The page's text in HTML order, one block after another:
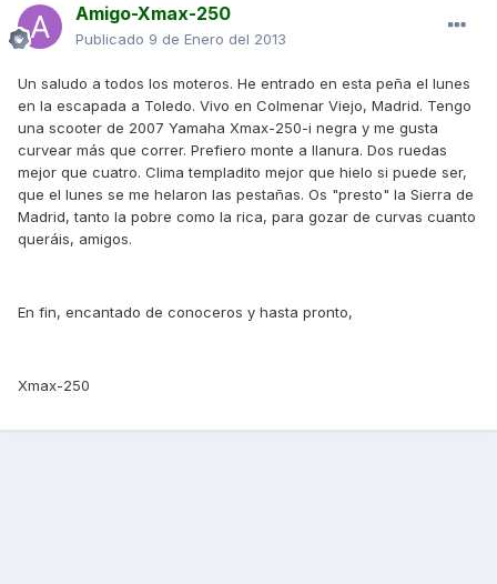
Amigo-Xmax-250
Publicado 9 de Enero del 2013
Un saludo a todos los moteros. He entrado en esta peña el lunes
en la escapada a Toledo. Vivo en Colmenar Viejo, Madrid. Tengo
una scooter de 2007 Yamaha Xmax-250-i negra y me gusta
curvear más que correr. Prefiero monte a llanura. Dos ruedas
mejor que cuatro. Clima templadito mejor que hielo si puede ser,
que el lunes se me helaron las pestañas. Os "presto" la Sierra de
Madrid, tanto la pobre como la rica, para gozar de curvas cuanto
queráis, amigos.
En fin, encantado de conoceros y hasta pronto,
Xmax-250